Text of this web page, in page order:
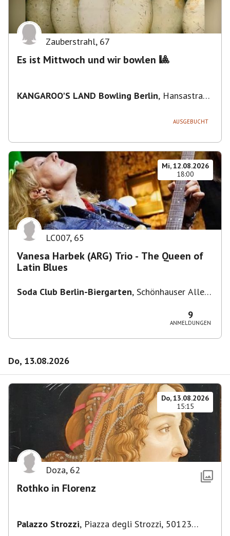
Zauberstrahl, 67
Es ist Mittwoch und wir bowlen 🎱
KANGAROO'S LAND Bowling Berlin, Hansastraße
AUSGEBUCHT
Mi, 12.08.2026
18:00
LC007, 65
Vanesa Harbek (ARG) Trio - The Queen of
Latin Blues
Soda Club Berlin-Biergarten, Schönhauser Allee
9
ANMELDUNGEN
Do, 13.08.2026
Do, 13.08.2026
15:15
Doza, 62
Rothko in Florenz
Palazzo Strozzi, Piazza degli Strozzi, 50123